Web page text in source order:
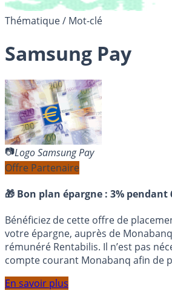
Thématique / Mot-clé
Samsung Pay
Logo Samsung Pay
Offre Partenaire
🎁 Bon plan épargne : 3% pendant
Bénéficiez de cette offre de
votre épargne, auprès de
rémunéré Rentabilis. Il n’est pas
compte courant Monabanq afin de
En savoir plus